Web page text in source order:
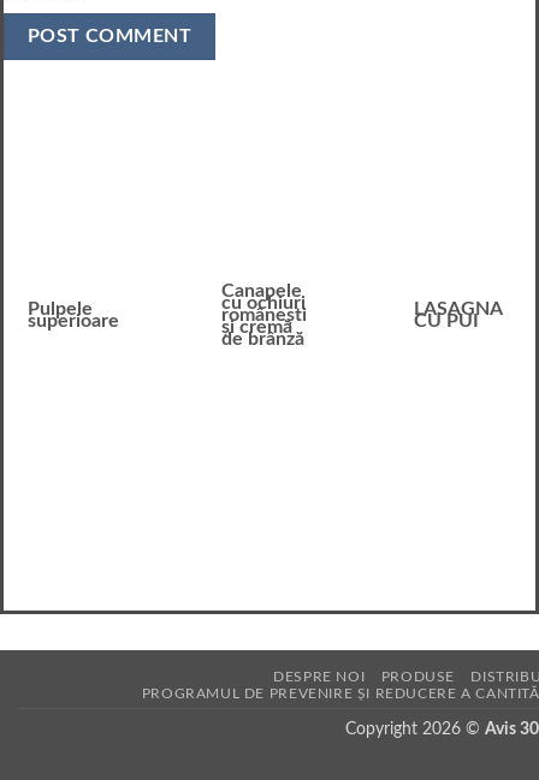
Pulpele
superioare
Canapele
cu ochiuri
românești
și cremă
de brânză
LASAGNA
CU PUI
DESPRE NOI PRODUSE
PROGRAMUL DE PREVENIRE ȘI REDUCERE A
Copyright 2026 © Avis